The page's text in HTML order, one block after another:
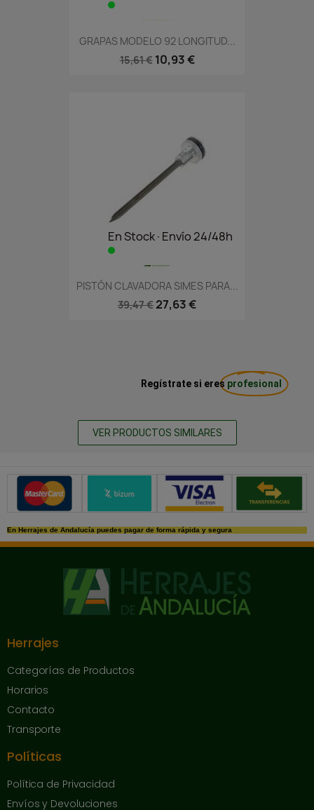
GRAPAS MODELO 92 LONGITUD...
15,61 € 10,93 €
En Stock·Envío 24/48h
PISTÓN CLAVADORA SIMES PARA...
39,47 € 27,63 €
Regístrate si eres profesional
VER PRODUCTOS SIMILARES
Métodos de pago seguros
En Herrajes de Andalucía puedes pagar de forma rápida y segura
Herrajes
Categorías de Productos
Horarios
Contacto
Transporte
Políticas
Política de Privacidad
Envíos y Devoluciones